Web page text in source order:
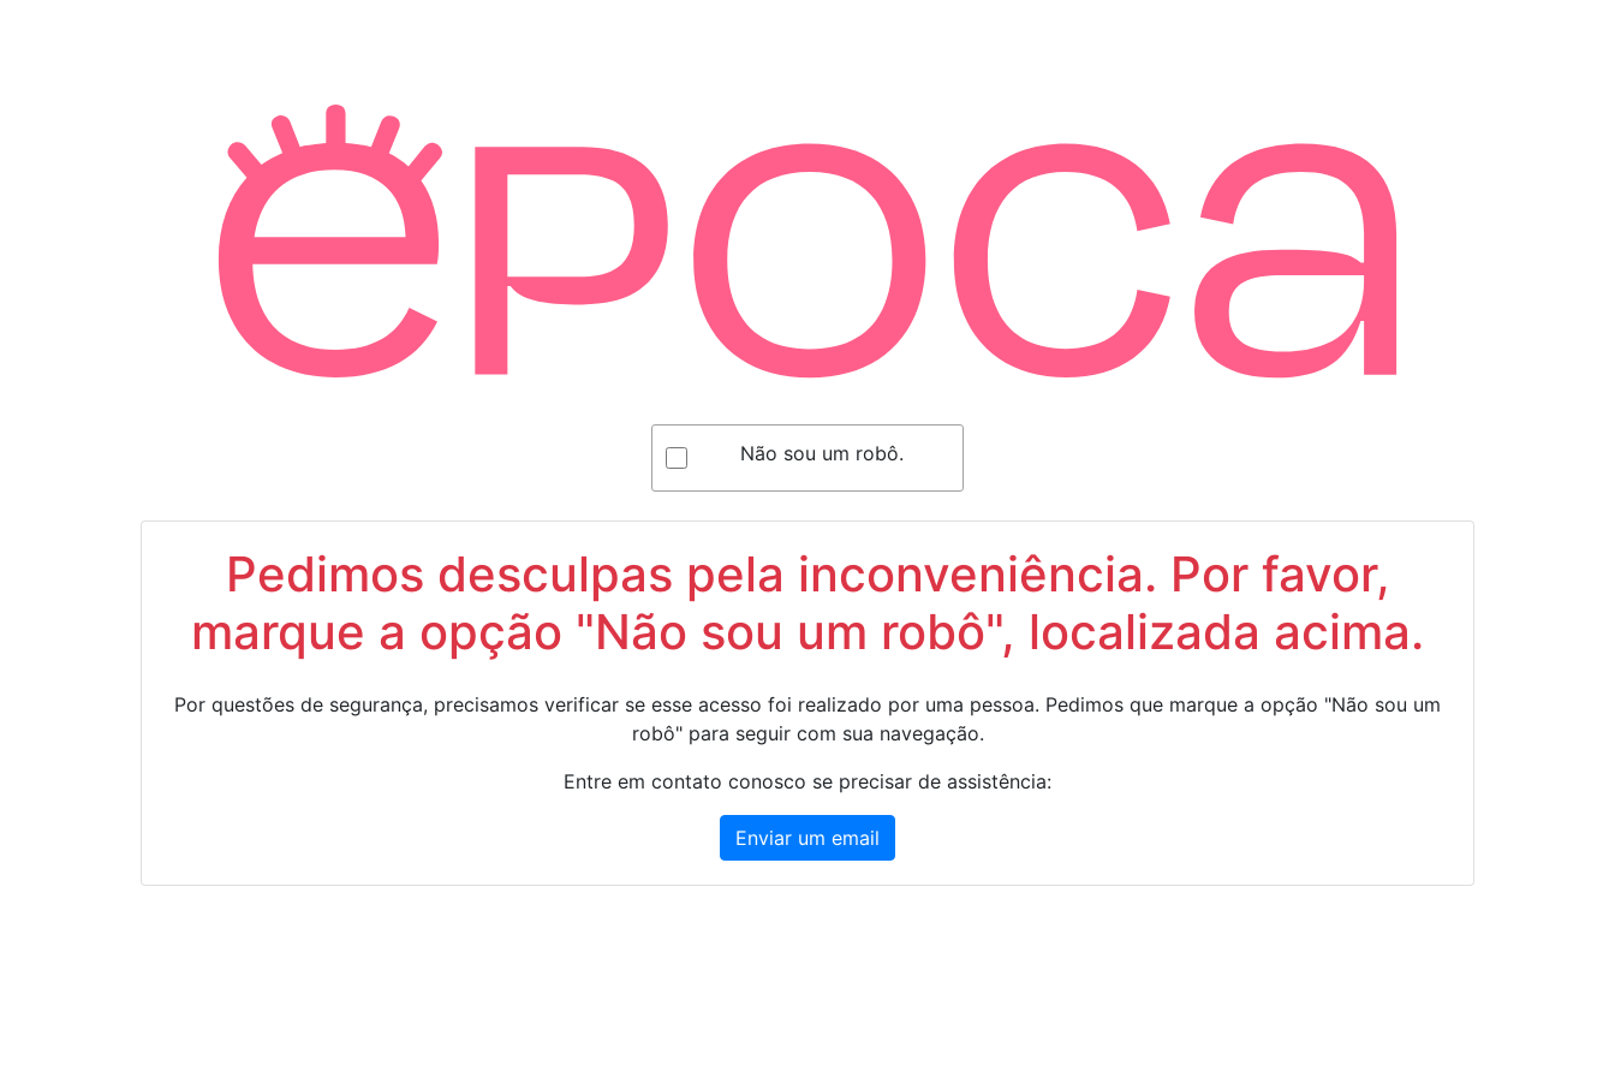
Não sou um robô.
Pedimos desculpas pela inconveniência. Por favor,
marque a opção "Não sou um robô", localizada acima.
Por questões de segurança, precisamos verificar se esse acesso foi realizado por uma pessoa. Pedimos que marque a opção "Não sou um
robô" para seguir com sua navegação.
Entre em contato conosco se precisar de assistência:
Enviar um email